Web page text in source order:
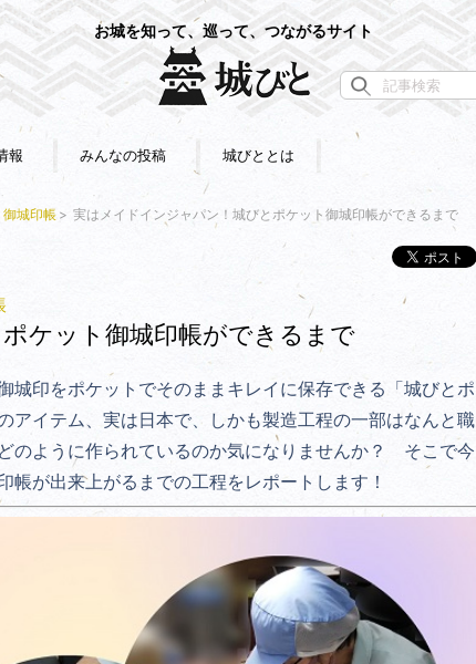
お城を知って、巡って、つながるサイト
報 みんなの投稿 城びととは
城印帳 実はメイドインジャパン！城びとポケット御城印帳ができるまで
ケット御城印帳ができるまで
城印をポケットでそのままキレイに保存できる「城びとポ
アイテム、実は日本で、しかも製造工程の一部はなんと職
のように作られているのか気になりませんか？ そこで今
が出来上がるまでの工程をレポートします！